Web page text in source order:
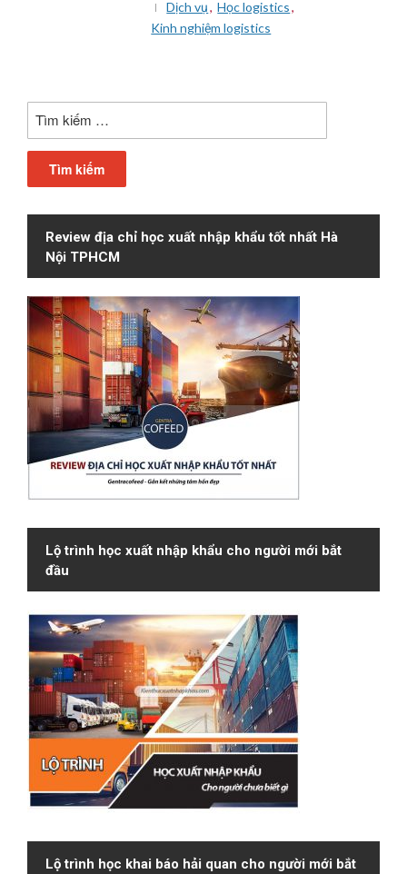
Dịch vụ, Học logistics,
Kinh nghiệm logistics
cho:
Review địa chỉ học xuất nhập khẩu tốt nhất Hà
Nội TPHCM
Lộ trình học xuất nhập khẩu cho người mới bắt
đầu
Lộ trình học khai báo hải quan cho người mới bắt